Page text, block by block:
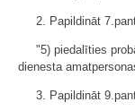
2. Papildināt
"5) piedalīties
dienesta
3. Papildināt